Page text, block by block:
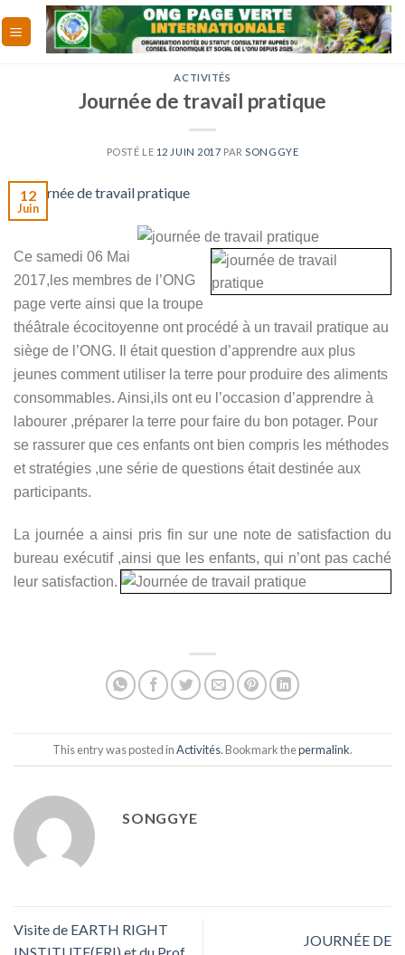
to
content
ACTIVITÉS
Journée de travail pratique
POSTÉ LE 12 JUIN 2017 PAR SONGGYE
12
Juin
Ce samedi 06 Mai
2017,les membres de l’ONG
page verte ainsi que la troupe
théâtrale écocitoyenne ont procédé à un travail pratique au
siège de l’ONG. Il était question d’apprendre aux plus
jeunes comment utiliser la terre pour produire des aliments
consommables. Ainsi,ils ont eu l’occasion d’apprendre à
labourer ,préparer la terre pour faire du bon potager. Pour
se rassurer que ces enfants ont bien compris les méthodes
et stratégies ,une série de questions était destinée aux
participants.
La journée a ainsi pris fin sur une note de satisfaction du
bureau exécutif ,ainsi que les enfants, qui n’ont pas caché
leur satisfaction.
This entry was posted inActivités. Bookmark thepermalink.
SONGGYE
Visite de EARTH RIGHT
INSTITUTE(ERI) et du Prof
JOURNÉE DE